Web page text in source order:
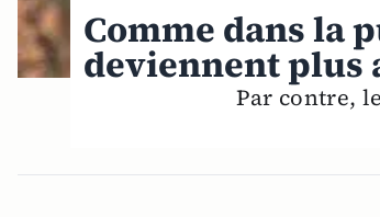
Comme dans la
deviennent plus
Par contre,